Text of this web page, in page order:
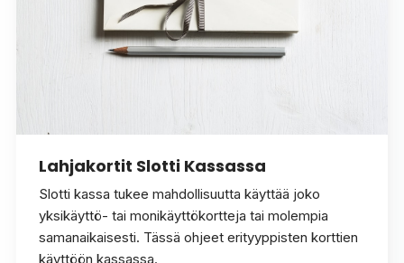
Lahjakortit Slotti Kassassa
Slotti kassa tukee mahdollisuutta käyttää joko
yksikäyttö- tai monikäyttökortteja tai molempia
samanaikaisesti. Tässä ohjeet erityyppisten korttien
käyttöön kassassa.